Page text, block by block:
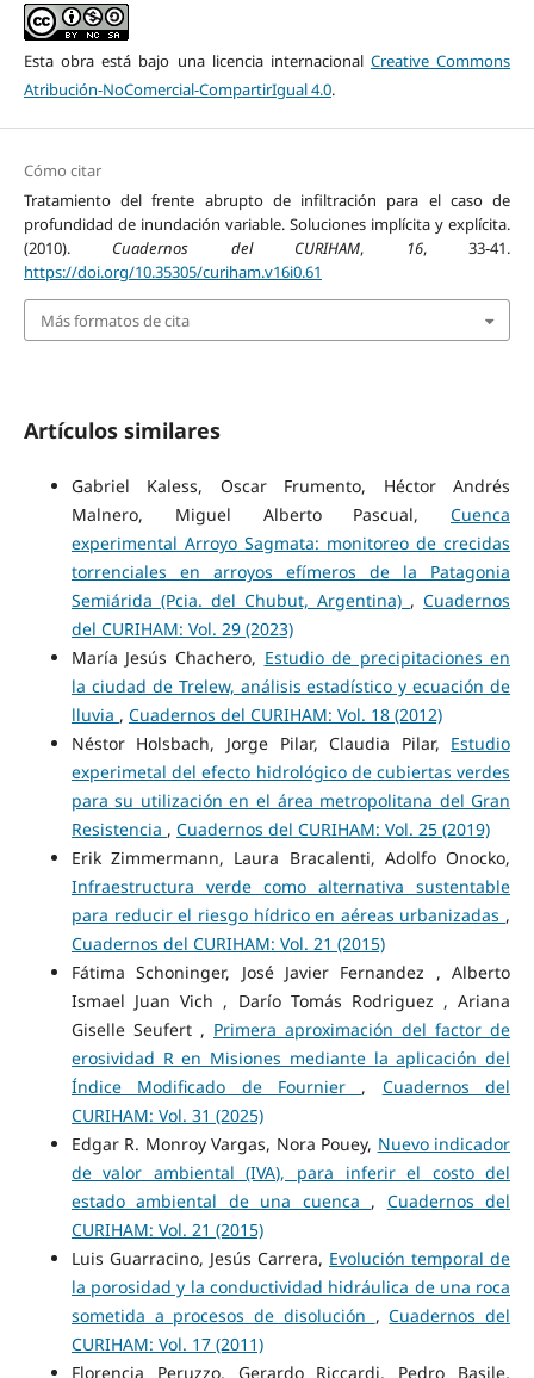
Esta obra está bajo una licencia internacional Creative Commons
Atribución-NoComercial-CompartirIgual 4.0.
Cómo citar
Tratamiento del frente abrupto de infiltración para el caso de
profundidad de inundación variable. Soluciones implícita y explícita.
(2010). Cuadernos del CURIHAM, 16, 33-41.
https://doi.org/10.35305/curiham.v16i0.61
Más formatos de cita
Artículos similares
Gabriel Kaless, Oscar Frumento, Héctor Andrés
Malnero, Miguel Alberto Pascual,Cuenca
experimental Arroyo Sagmata: monitoreo de crecidas
torrenciales en arroyos efímeros de la Patagonia
Semiárida (Pcia. del Chubut, Argentina) ,Cuadernos
del CURIHAM: Vol. 29 (2023)
María Jesús Chachero, Estudio de precipitaciones en
la ciudad de Trelew, análisis estadístico y ecuación de
lluvia , Cuadernos del CURIHAM: Vol. 18 (2012)
Néstor Holsbach, Jorge Pilar, Claudia Pilar, Estudio
experimetal del efecto hidrológico de cubiertas verdes
para su utilización en el área metropolitana del Gran
Resistencia , Cuadernos del CURIHAM: Vol. 25 (2019)
Erik Zimmermann, Laura Bracalenti, Adolfo Onocko,
Infraestructura verde como alternativa sustentable
para reducir el riesgo hídrico en aéreas urbanizadas ,
Cuadernos del CURIHAM: Vol. 21 (2015)
Fátima Schoninger, José Javier Fernandez , Alberto
Ismael Juan Vich , Darío Tomás Rodriguez , Ariana
Giselle Seufert , Primera aproximación del factor de
erosividad R en Misiones mediante la aplicación del
Índice Modificado de Fournier , Cuadernos del
CURIHAM: Vol. 31 (2025)
Edgar R. Monroy Vargas, Nora Pouey, Nuevo indicador
de valor ambiental (IVA), para inferir el costo del
estado ambiental de una cuenca , Cuadernos del
CURIHAM: Vol. 21 (2015)
Luis Guarracino, Jesús Carrera, Evolución temporal de
la porosidad y la conductividad hidráulica de una roca
sometida a procesos de disolución ,Cuadernos del
CURIHAM: Vol. 17 (2011)
Florencia Peruzzo, Gerardo Riccardi, Pedro Basile,